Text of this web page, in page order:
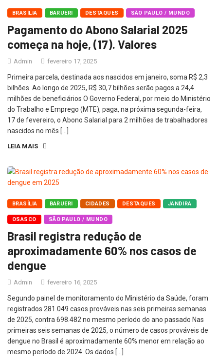
BRASÍLIA BARUERI DESTAQUES SÃO PAULO / MUNDO
Pagamento do Abono Salarial 2025
começa na hoje, (17). Valores
Admin fevereiro 17, 2025
Primeira parcela, destinada aos nascidos em janeiro, soma R$ 2,3
bilhões. Ao longo de 2025, R$ 30,7 bilhões serão pagos a 24,4
milhões de beneficiários O Governo Federal, por meio do Ministério
do Trabalho e Emprego (MTE), paga, na próxima segunda-feira,
17 de fevereiro, o Abono Salarial para 2 milhões de trabalhadores
nascidos no mês […]
LEIA MAIS
BRASÍLIA BARUERI CIDADES DESTAQUES JANDIRA
OSASCO SÃO PAULO / MUNDO
Brasil registra redução de
aproximadamente 60% nos casos de
dengue
Admin fevereiro 16, 2025
Segundo painel de monitoramento do Ministério da Saúde, foram
registrados 281.049 casos prováveis nas seis primeiras semanas
de 2025, contra 698.482 no mesmo período do ano passado Nas
primeiras seis semanas de 2025, o número de casos prováveis de
dengue no Brasil é aproximadamente 60% menor em relação ao
mesmo período de 2024. Os dados […]